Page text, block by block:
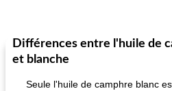
Différences entre l'huile de
et blanche
Seule l'huile de camphre blanc